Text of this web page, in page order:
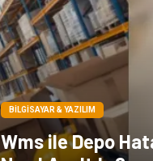
BILGISAYAR & YAZILIM
Wms ile Depo